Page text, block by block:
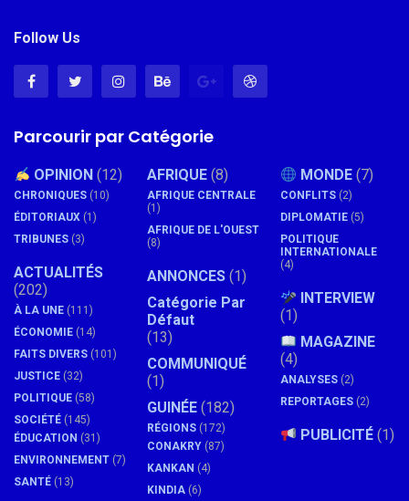
Follow Us
Parcourir par Catégorie
OPINION (12)
CHRONIQUES (10)
ÉDITORIAUX (1)
TRIBUNES (3)
ACTUALITÉS
(202)
À LA UNE (111)
ÉCONOMIE (14)
FAITS DIVERS (101)
JUSTICE (32)
POLITIQUE (58)
SOCIÉTÉ (145)
ÉDUCATION (31)
ENVIRONNEMENT (7)
SANTÉ (13)
AFRIQUE (8)
AFRIQUE CENTRALE
(1)
AFRIQUE DE L'OUEST
(8)
ANNONCES (1)
Catégorie Par
Défaut
(13)
COMMUNIQUÉ
(1)
GUINÉE (182)
RÉGIONS (172)
CONAKRY (87)
KANKAN (4)
KINDIA (6)
MONDE (7)
CONFLITS (2)
DIPLOMATIE (5)
POLITIQUE
INTERNATIONALE
(4)
INTERVIEW
(1)
MAGAZINE
(4)
ANALYSES (2)
REPORTAGES (2)
PUBLICITÉ (1)